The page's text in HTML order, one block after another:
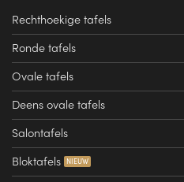
Rechthoekige tafels
Ronde tafels
Ovale tafels
Deens ovale tafels
Salontafels
Bloktafels